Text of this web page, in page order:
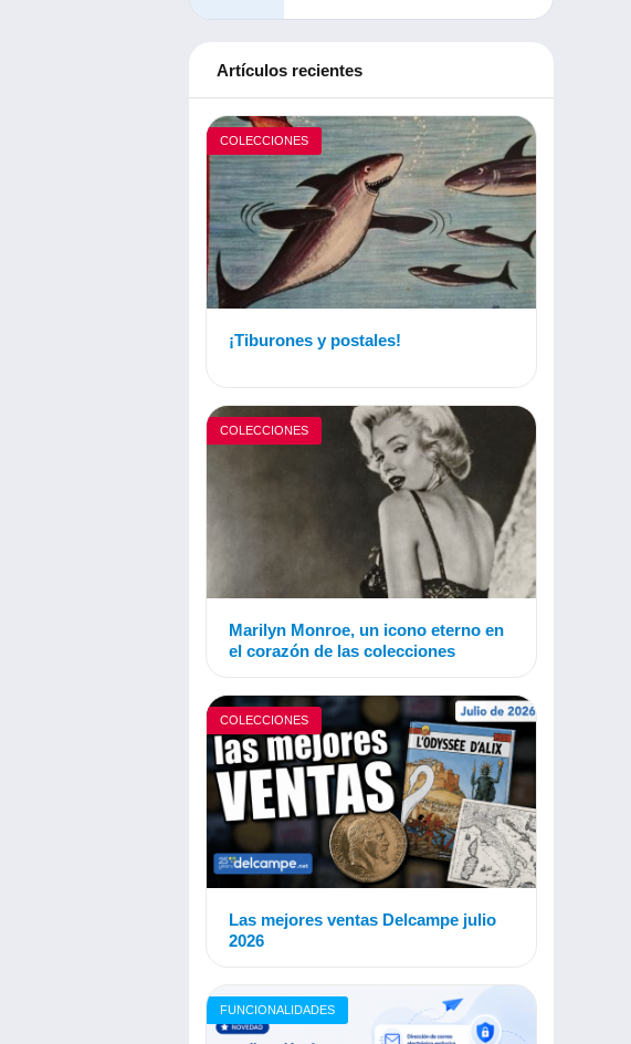
Artículos recientes
COLECCIONES
¡Tiburones y postales!
COLECCIONES
Marilyn Monroe, un icono eterno en
el corazón de las colecciones
COLECCIONES
Las mejores ventas Delcampe julio
2026
FUNCIONALIDADES